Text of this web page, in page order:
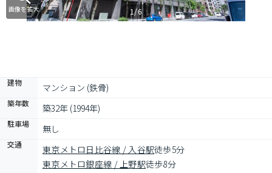
画像を拡大 1/6
建物 マンション (鉄骨)
築年数 築32年 (1994年)
駐車場 無し
交通 東京メトロ日比谷線 / 入谷駅徒歩5分
東京メトロ銀座線 / 上野駅徒歩8分